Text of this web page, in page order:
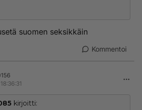
suomen seksikkäin
Kommentoi
kirjoitti: